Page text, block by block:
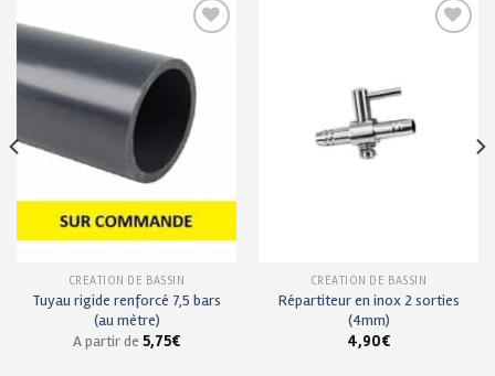
à ma
liste de
souhaits
CRÉATION DE BASSIN
Tuyau rigide renforcé 7,5 bars
(au mètre)
A partir de 5,75€
CRÉATION DE BASSIN
Répartiteur en inox 2 sorties
(4mm)
4,90€